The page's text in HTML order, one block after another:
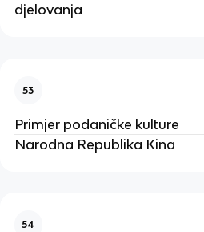
djelovanja
53
Primjer podaničke kulture
Narodna Republika Kina
54